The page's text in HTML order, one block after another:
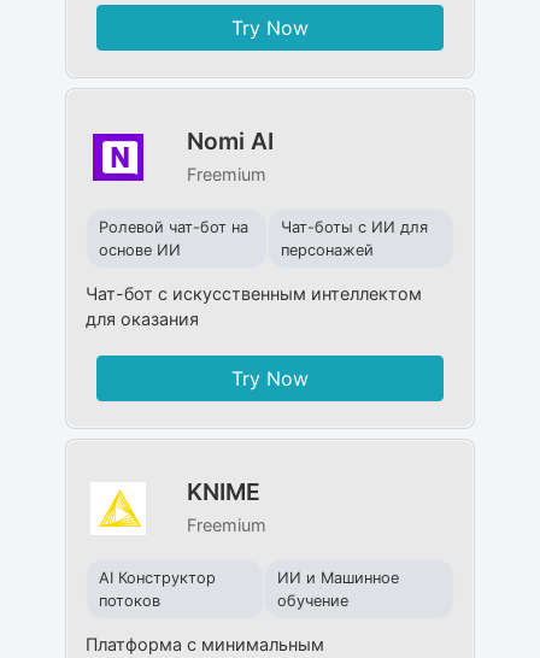
Try Now
Nomi AI
Freemium
Ролевой чат-бот на
основе ИИ
Чат-боты с ИИ для
персонажей
Чат-бот с искусственным интеллектом
для оказания
Try Now
KNIME
Freemium
AI Конструктор
потоков
ИИ и Машинное
обучение
Платформа с минимальным